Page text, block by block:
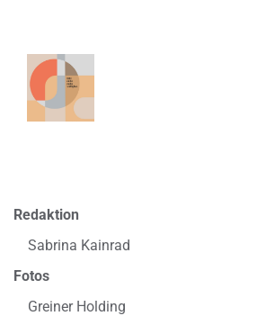
Redaktion
Sabrina Kainrad
Fotos
Greiner Holding